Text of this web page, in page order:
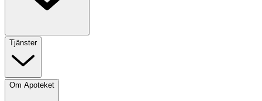
Tjänster
Om Apoteket